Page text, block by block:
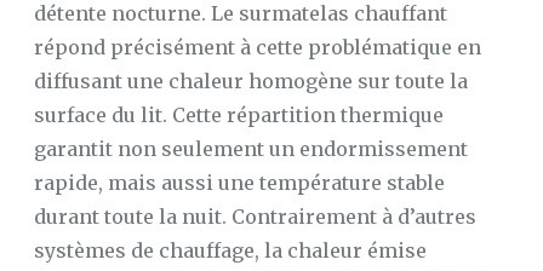
détente nocturne. Le surmatelas chauffant
répond précisément à cette problématique en
diffusant une chaleur homogène sur toute la
surface du lit. Cette répartition thermique
garantit non seulement un endormissement
rapide, mais aussi une température stable
durant toute la nuit. Contrairement à d’autres
systèmes de chauffage, la chaleur émise